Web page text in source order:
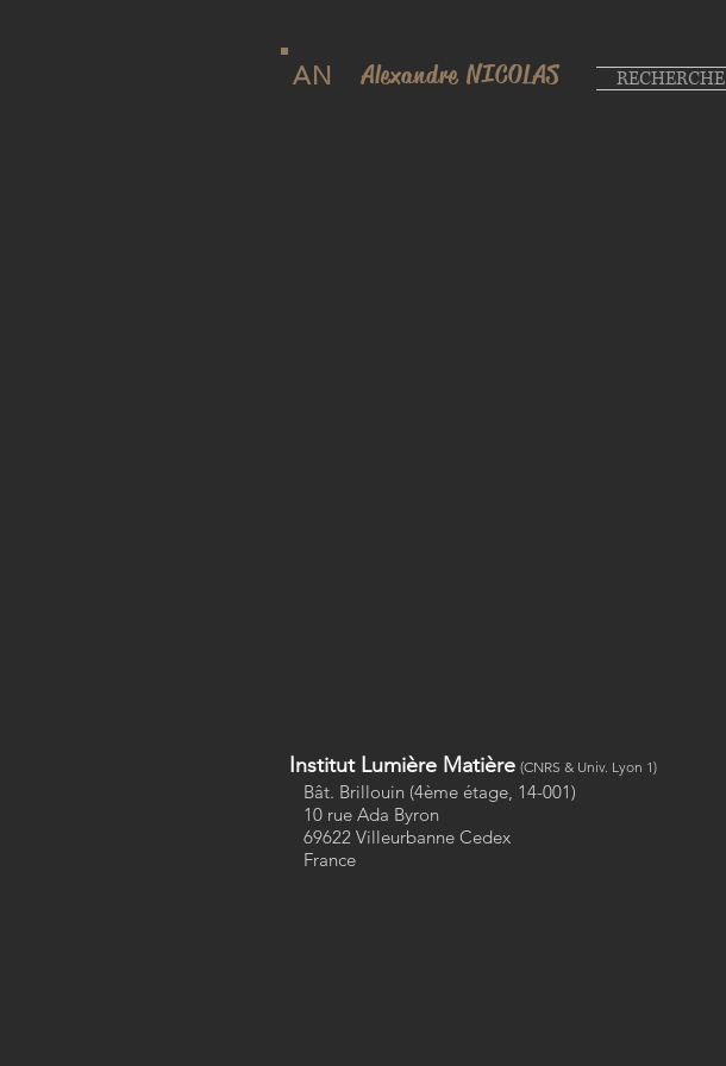
AN Alexandre NICOLAS RECHERCHE
Institut Lumière Matière (CNRS & Univ. Lyon 1)
Bât. Brillouin (4ème étage, 14-001)
10 rue Ada Byron
69622 Villeurbanne Cedex
France